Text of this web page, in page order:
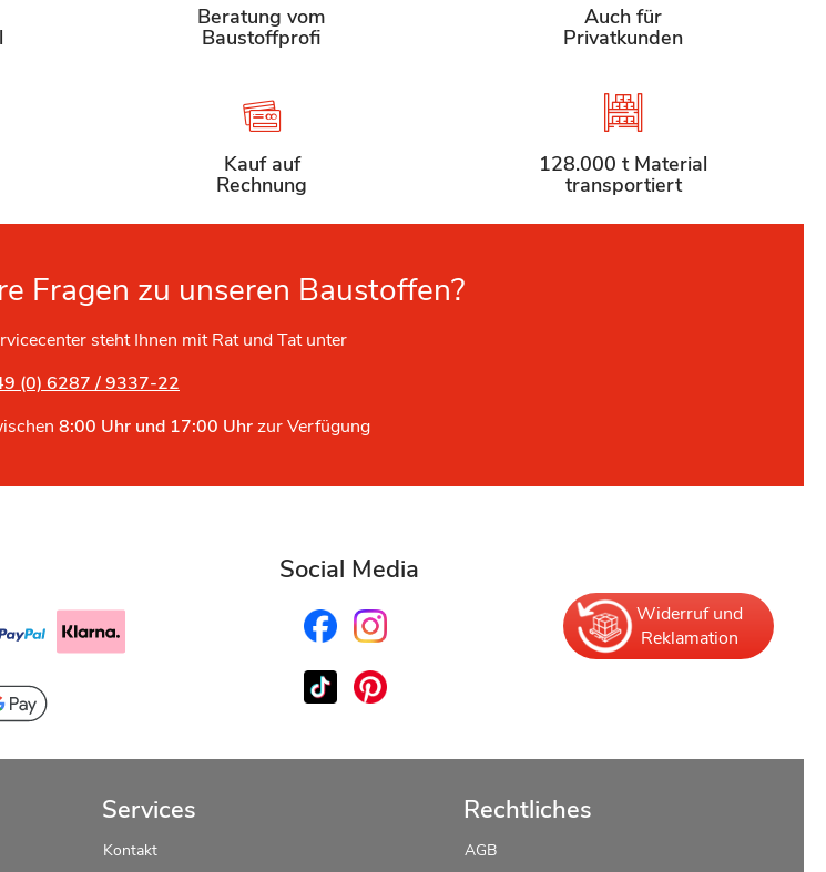
Beratung vom
Baustoffprofi
Auch für
Privatkunden
Kauf auf
Rechnung
128.000 t Material
transportiert
Fragen zu unseren Baustoffen?
steht Ihnen mit Rat und Tat unter
(0) 6287 / 9337-22
8:00 Uhr und 17:00 Uhrzur Verfügung
Social Media
Widerruf und
Reklamation
Services
Kontakt
Rechtliches
AGB